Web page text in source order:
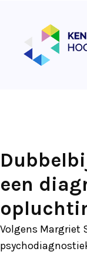
een
Volgens Margriet